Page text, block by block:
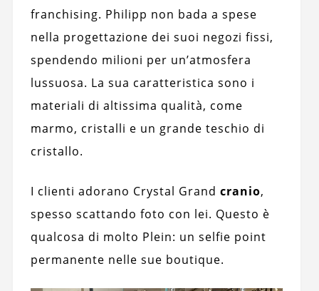
franchising. Philipp non bada a spese
nella progettazione dei suoi negozi fissi,
spendendo milioni per un’atmosfera
lussuosa. La sua caratteristica sono i
materiali di altissima qualità, come
marmo, cristalli e un grande teschio di
cristallo.
I clienti adorano Crystal Grand cranio,
spesso scattando foto con lei. Questo è
qualcosa di molto Plein: un selfie point
permanente nelle sue boutique.